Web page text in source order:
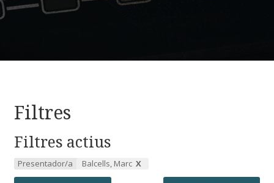
Filtres
Filtres actius
Presentador/a Balcells, Marc